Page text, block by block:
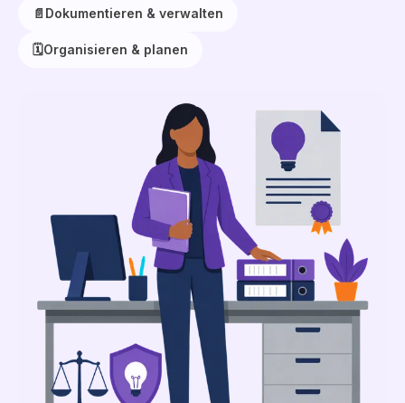
📄 Dokumentieren & verwalten
🗓️Organisieren & planen